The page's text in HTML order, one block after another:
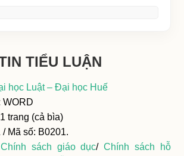
TIỂU LUẬN
học Luật – Đại học Huế
trang (cả bìa)
/ Mã số: B0201.
Chính sách giáo dục/Chính sách hỗ